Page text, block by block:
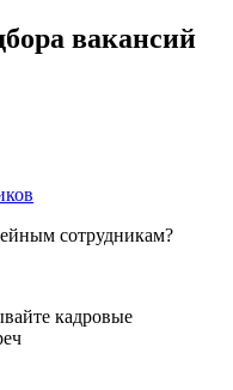
вакансий
сотрудникам?
кадровые